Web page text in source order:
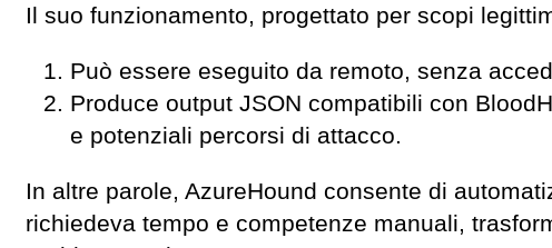
Il suo funzionamento, progettato per scopi
Può essere eseguito da remoto, senza
Produce output JSON compatibili con
e potenziali percorsi di attacco.
In altre parole, AzureHound consente di
richiedeva tempo e competenze manuali,